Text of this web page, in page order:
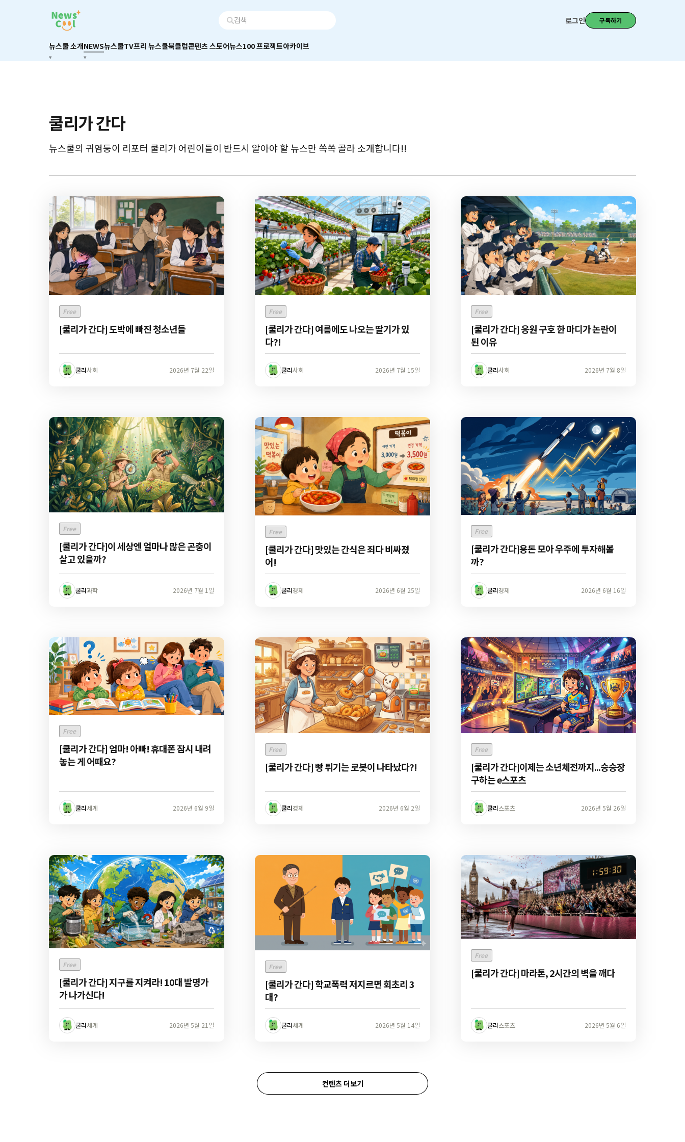
로그인 구독하기
뉴스쿨 소개NEWS뉴스쿨TV프리 뉴스쿨북클럽콘텐츠 스토어뉴스100 프로젝트아카이브
쿨리가 간다
뉴스쿨의 귀염둥이 리포터 쿨리가 어린이들이 반드시 알아야 할 뉴스만 쏙쏙 골라 소개합니다!!
Free
[쿨리가 간다] 도박에 빠진 청소년들
쿨리사회 2026년 7월 22일
Free
[쿨리가 간다] 여름에도 나오는 딸기가 있
다?!
쿨리사회 2026년 7월 15일
Free
[쿨리가 간다] 응원 구호 한 마디가 논란이
된 이유
쿨리사회 2026년 7월 8일
Free
[쿨리가 간다]이 세상엔 얼마나 많은 곤충이
살고 있을까?
쿨리과학 2026년 7월 1일
Free
[쿨리가 간다] 맛있는 간식은 죄다 비싸졌
어!
쿨리경제 2026년 6월 25일
Free
[쿨리가 간다]용돈 모아 우주에 투자해볼
까?
쿨리경제 2026년 6월 16일
Free
[쿨리가 간다] 엄마! 아빠! 휴대폰 잠시 내려
놓는 게 어때요?
쿨리세계 2026년 6월 9일
Free
[쿨리가 간다] 빵 튀기는 로봇이 나타났다?!
쿨리경제 2026년 6월 2일
Free
[쿨리가 간다]이제는 소년체전까지...승승장
구하는 e스포츠
쿨리스포츠 2026년 5월 26일
Free
[쿨리가 간다] 지구를 지켜라! 10대 발명가
가 나가신다!
쿨리세계 2026년 5월 21일
Free
[쿨리가 간다] 학교폭력 저지르면 회초리 3
대?
쿨리세계 2026년 5월 14일
Free
[쿨리가 간다] 마라톤, 2시간의 벽을 깨다
쿨리스포츠 2026년 5월 6일
컨텐츠 더보기